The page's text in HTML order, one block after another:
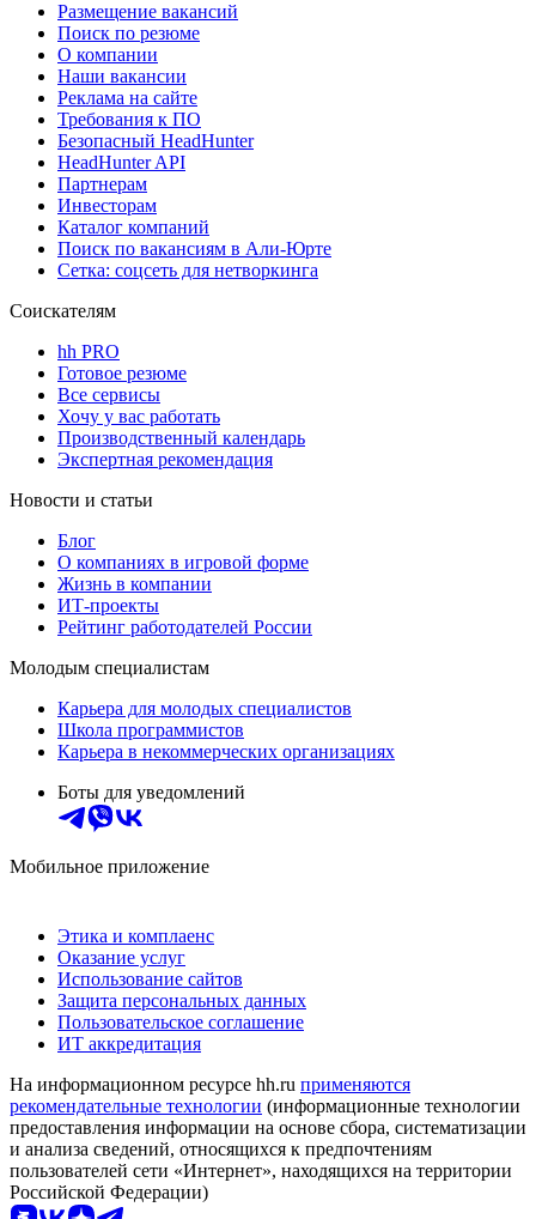
Размещение вакансий
Поиск по резюме
О компании
Наши вакансии
Реклама на сайте
Требования к ПО
Безопасный HeadHunter
HeadHunter API
Партнерам
Инвесторам
Каталог компаний
Поиск по вакансиям в Али-Юрте
Сетка: соцсеть для нетворкинга
Соискателям
hh PRO
Готовое резюме
Все сервисы
Хочу у вас работать
Производственный календарь
Экспертная рекомендация
Новости и статьи
Блог
О компаниях в игровой форме
Жизнь в компании
ИТ-проекты
Рейтинг работодателей России
Молодым специалистам
Карьера для молодых специалистов
Школа программистов
Карьера в некоммерческих организациях
Боты для уведомлений
Мобильное приложение
Этика и комплаенс
Оказание услуг
Использование сайтов
Защита персональных данных
Пользовательское соглашение
ИТ аккредитация
На информационном ресурсе hh.ru применяются
рекомендательные технологии (информационные технологии
предоставления информации на основе сбора, систематизации
и анализа сведений, относящихся к предпочтениям
пользователей сети «Интернет», находящихся на территории
Российской Федерации)